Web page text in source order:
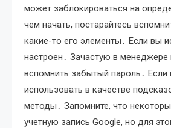
может заблокироваться на
чем начать, постарайтесь
какие-то его элементы․ Если вы
настроен․ Зачастую в менеджере
вспомнить забытый пароль․ Если
использовать в качестве
методы․ Запомните, что
учетную запись Google, но для